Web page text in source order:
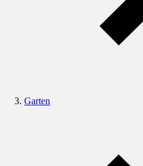
Garten